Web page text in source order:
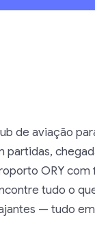
de aviação
ORY
tudo o
— tudo em